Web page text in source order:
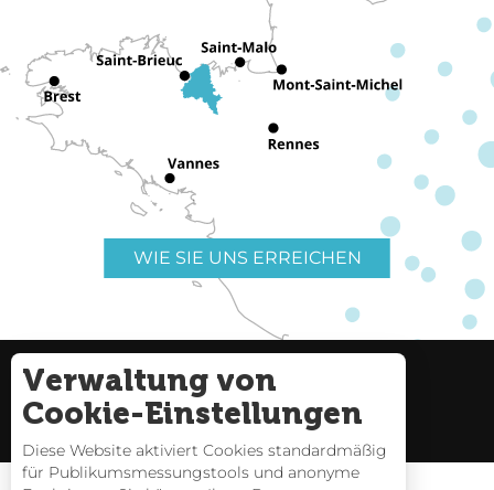
WIE SIE UNS ERREICHEN
Nützliche Links
Seitenverzeichnis
Verwaltung von
Cookie-Einstellungen
Diese Website aktiviert Cookies standardmäßig
für Publikumsmessungstools und anonyme